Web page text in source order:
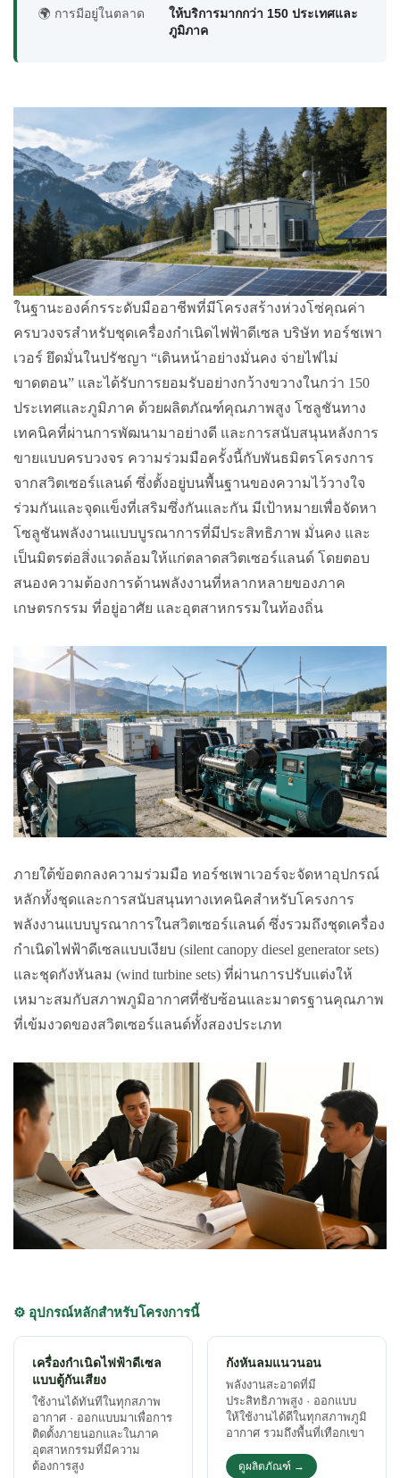
🌍 การมีอยู่ในตลาด
ให้บริการมากกว่า 150 ประเทศและ
ภูมิภาค
ในฐานะองค์กรระดับมืออาชีพที่มีโครงสร้างห่วงโซ่คุณค่า
ครบวงจรสำหรับชุดเครื่องกำเนิดไฟฟ้าดีเซล บริษัท ทอร์ชเพา
เวอร์ ยึดมั่นในปรัชญา “เดินหน้าอย่างมั่นคง จ่ายไฟไม่
ขาดตอน” และได้รับการยอมรับอย่างกว้างขวางในกว่า 150
ประเทศและภูมิภาค ด้วยผลิตภัณฑ์คุณภาพสูง โซลูชันทาง
เทคนิคที่ผ่านการพัฒนามาอย่างดี และการสนับสนุนหลังการ
ขายแบบครบวงจร ความร่วมมือครั้งนี้กับพันธมิตรโครงการ
จากสวิตเซอร์แลนด์ ซึ่งตั้งอยู่บนพื้นฐานของความไว้วางใจ
ร่วมกันและจุดแข็งที่เสริมซึ่งกันและกัน มีเป้าหมายเพื่อจัดหา
โซลูชันพลังงานแบบบูรณาการที่มีประสิทธิภาพ มั่นคง และ
เป็นมิตรต่อสิ่งแวดล้อมให้แก่ตลาดสวิตเซอร์แลนด์ โดยตอบ
สนองความต้องการด้านพลังงานที่หลากหลายของภาค
เกษตรกรรม ที่อยู่อาศัย และอุตสาหกรรมในท้องถิ่น
ภายใต้ข้อตกลงความร่วมมือ ทอร์ชเพาเวอร์จะจัดหาอุปกรณ์
หลักทั้งชุดและการสนับสนุนทางเทคนิคสำหรับโครงการ
พลังงานแบบบูรณาการในสวิตเซอร์แลนด์ ซึ่งรวมถึงชุดเครื่อง
กำเนิดไฟฟ้าดีเซลแบบเงียบ (silent canopy diesel generator sets)
และชุดกังหันลม (wind turbine sets) ที่ผ่านการปรับแต่งให้
เหมาะสมกับสภาพภูมิอากาศที่ซับซ้อนและมาตรฐานคุณภาพ
ที่เข้มงวดของสวิตเซอร์แลนด์ทั้งสองประเภท
⚙️ อุปกรณ์หลักสำหรับโครงการนี้
เครื่องกำเนิดไฟฟ้าดีเซล
แบบตู้กันเสียง
ใช้งานได้ทันทีในทุกสภาพ
อากาศ · ออกแบบมาเพื่อการ
ติดตั้งภายนอกและในภาค
อุตสาหกรรมที่มีความ
ต้องการสูง
กังหันลมแนวนอน
พลังงานสะอาดที่มี
ประสิทธิภาพสูง · ออกแบบ
ให้ใช้งานได้ดีในทุกสภาพภูมิ
อากาศ รวมถึงพื้นที่เทือกเขา
ดูผลิตภัณฑ์ →